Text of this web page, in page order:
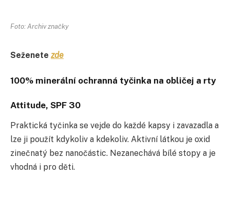
Foto: Archiv značky
Seženete zde
100% minerální ochranná tyčinka na obličej a rty
Attitude, SPF 30
Praktická tyčinka se vejde do každé kapsy i zavazadla a
lze ji použít kdykoliv a kdekoliv. Aktivní látkou je oxid
zinečnatý bez nanočástic. Nezanechává bílé stopy a je
vhodná i pro děti.